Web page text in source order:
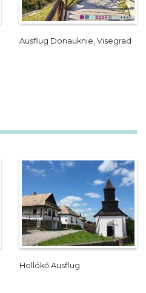
Ausflug Donauknie, Visegrad
Hollókő Ausflug